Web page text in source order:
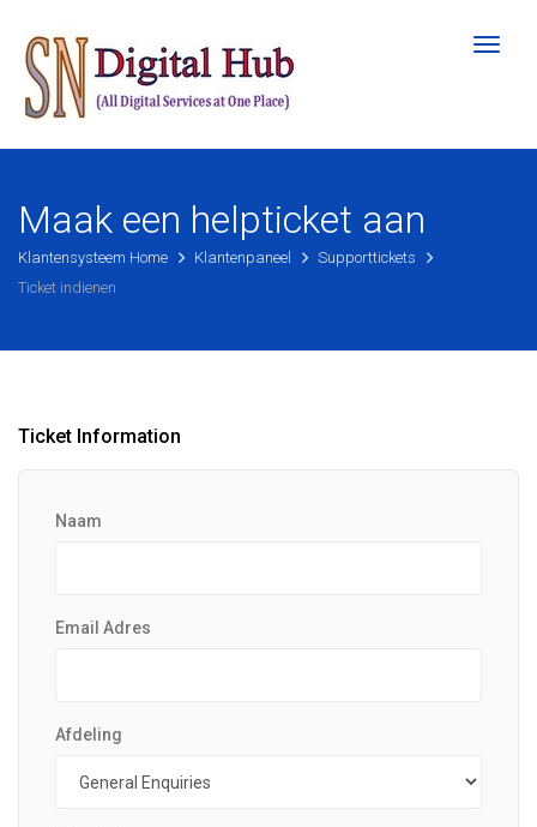
Maak een helpticket aan
Klantensysteem Home Klantenpaneel
Supporttickets
Ticket indienen
Ticket Information
Naam
Email Adres
Afdeling